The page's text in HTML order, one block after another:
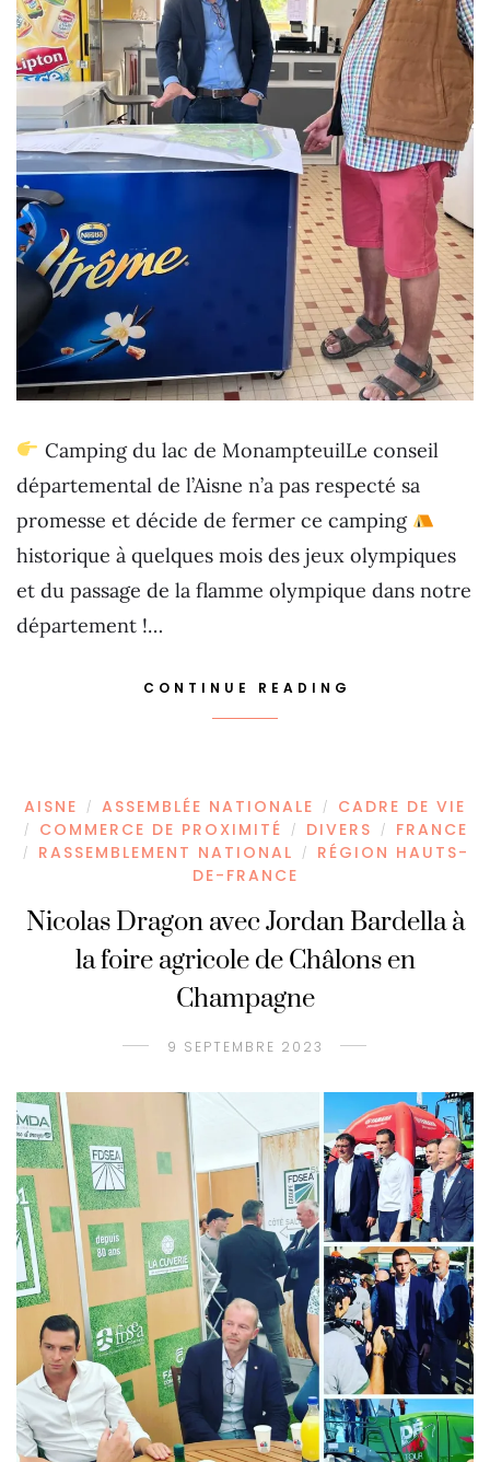
Camping du lac de MonampteuilLe conseil
départemental de l’Aisne n’a pas respecté sa
promesse et décide de fermer ce camping
historique à quelques mois des jeux olympiques
et du passage de la flamme olympique dans notre
département !…
CONTINUE READING
AISNE / ASSEMBLÉE NATIONALE / CADRE DE VIE
/ COMMERCE DE PROXIMITÉ / DIVERS / FRANCE
/ RASSEMBLEMENT NATIONAL /
RÉGION HAUTS-
DE-FRANCE
Nicolas Dragon avec Jordan Bardella à
la foire agricole de Châlons en
Champagne
9 SEPTEMBRE 2023